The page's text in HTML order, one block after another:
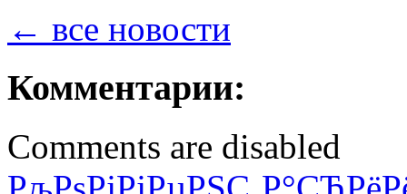
← все новости
Комментарии:
Comments are disabled